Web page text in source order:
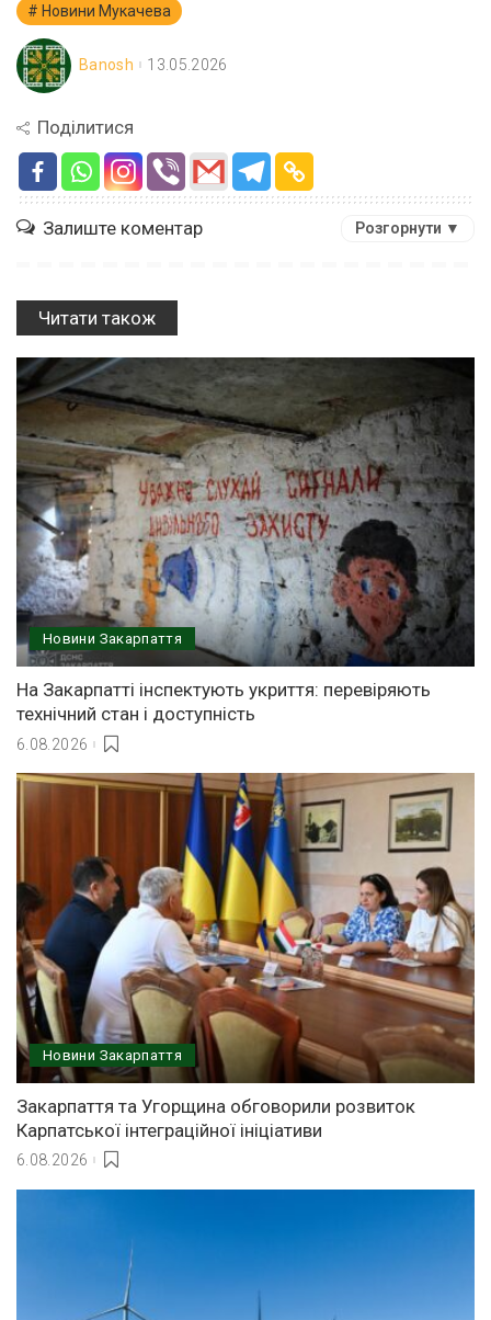
Новини Мукачева
Banosh 13.05.2026
Поділитися
Залиште коментар Розгорнути ▼
Читати також
Новини Закарпаття
На Закарпатті інспектують укриття: перевіряють
технічний стан і доступність
6.08.2026
Новини Закарпаття
Закарпаття та Угорщина обговорили розвиток
Карпатської інтеграційної ініціативи
6.08.2026